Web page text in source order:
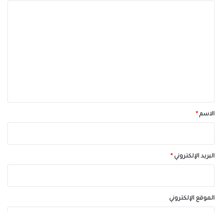
*الاسم*
البريد الإلكتروني*
الموقع الإلكتروني